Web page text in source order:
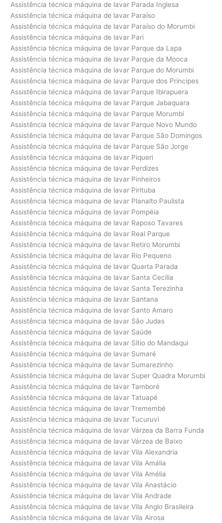
Assistência técnica máquina de lavar Parada Inglesa
Assistência técnica máquina de lavar Paraíso
Assistência técnica máquina de lavar Paraíso do Morumbi
Assistência técnica máquina de lavar Pari
Assistência técnica máquina de lavar Parque da Lapa
Assistência técnica máquina de lavar Parque da Mooca
Assistência técnica máquina de lavar Parque do Morumbi
Assistência técnica máquina de lavar Parque dos Principes
Assistência técnica máquina de lavar Parque Ibirapuera
Assistência técnica máquina de lavar Parque Jabaquara
Assistência técnica máquina de lavar Parque Morumbi
Assistência técnica máquina de lavar Parque Novo Mundo
Assistência técnica máquina de lavar Parque São Domingos
Assistência técnica máquina de lavar Parque São Jorge
Assistência técnica máquina de lavar Piqueri
Assistência técnica máquina de lavar Perdizes
Assistência técnica máquina de lavar Pinheiros
Assistência técnica máquina de lavar Pirituba
Assistência técnica máquina de lavar Planalto Paulista
Assistência técnica máquina de lavar Pompéia
Assistência técnica máquina de lavar Raposo Tavares
Assistência técnica máquina de lavar Real Parque
Assistência técnica máquina de lavar Retiro Morumbi
Assistência técnica máquina de lavar Rio Pequeno
Assistência técnica máquina de lavar Quarta Parada
Assistência técnica máquina de lavar Santa Cecília
Assistência técnica máquina de lavar Santa Terezinha
Assistência técnica máquina de lavar Santana
Assistência técnica máquina de lavar Santo Amaro
Assistência técnica máquina de lavar São Judas
Assistência técnica máquina de lavar Saúde
Assistência técnica máquina de lavar Sítio do Mandaqui
Assistência técnica máquina de lavar Sumaré
Assistência técnica máquina de lavar Sumarezinho
Assistência técnica máquina de lavar Super Quadra Morumbi
Assistência técnica máquina de lavar Tamboré
Assistência técnica máquina de lavar Tatuapé
Assistência técnica máquina de lavar Tremembé
Assistência técnica máquina de lavar Tucuruvi
Assistência técnica máquina de lavar Várzea da Barra Funda
Assistência técnica máquina de lavar Várzea de Baixo
Assistência técnica máquina de lavar Vila Alexandria
Assistência técnica máquina de lavar Vila Amália
Assistência técnica máquina de lavar Vila Amélia
Assistência técnica máquina de lavar Vila Anastácio
Assistência técnica máquina de lavar Vila Andrade
Assistência técnica máquina de lavar Vila Anglo Brasileira
Assistência técnica máquina de lavar Vila Airosa